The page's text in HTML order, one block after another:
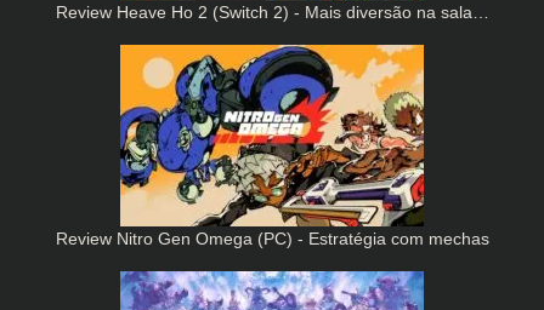
Review Heave Ho 2 (Switch 2) - Mais diversão na sala…
Review Nitro Gen Omega (PC) - Estratégia com mechas